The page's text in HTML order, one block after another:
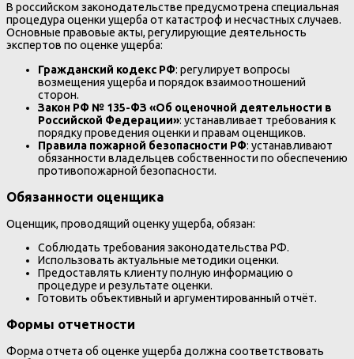
В российском законодательстве предусмотрена специальная
процедура оценки ущерба от катастроф и несчастных случаев.
Основные правовые акты, регулирующие деятельность
экспертов по оценке ущерба:
Гражданский кодекс РФ: регулирует вопросы
возмещения ущерба и порядок взаимоотношений
сторон.
Закон РФ № 135-ФЗ «Об оценочной деятельности в
Российской Федерации»: устанавливает требования к
порядку проведения оценки и правам оценщиков.
Правила пожарной безопасности РФ: устанавливают
обязанности владельцев собственности по обеспечению
противопожарной безопасности.
Обязанности оценщика
Оценщик, проводящий оценку ущерба, обязан:
Соблюдать требования законодательства РФ.
Использовать актуальные методики оценки.
Предоставлять клиенту полную информацию о
процедуре и результате оценки.
Готовить объективный и аргументированный отчёт.
Формы отчетности
Форма отчета об оценке ущерба должна соответствовать